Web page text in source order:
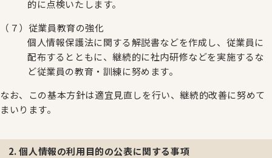
的に点検いたします。
（７）従業員教育の強化
個人情報保護法に関する解説書などを作成し、従業員に
配布するとともに、継続的に社内研修などを実施するな
ど従業員の教育・訓練に努めます。
なお、この基本方針は適宜見直しを行い、継続的改善に努めて
まいります。
2. 個人情報の利用目的の公表に関する事項